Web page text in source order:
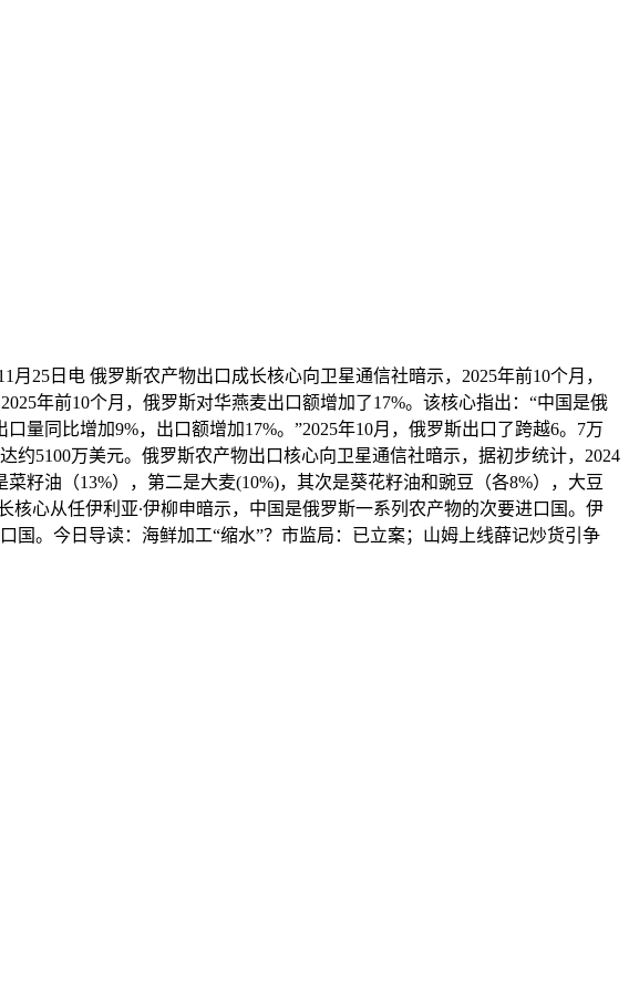
日电 俄罗斯农产物出口成长核心向卫星通信社暗示，2025年前10个月，
年前10个月，俄罗斯对华燕麦出口额增加了17%。该核心指出：“中国是俄
量同比增加9%，出口额增加17%。”2025年10月，俄罗斯出口了跨越6。7万
5100万美元。俄罗斯农产物出口核心向卫星通信社暗示，据初步统计，2024
籽油（13%），第二是大麦(10%)，其次是葵花籽油和豌豆（各8%），大豆
核心从任伊利亚∙伊柳申暗示，中国是俄罗斯一系列农产物的次要进口国。伊
。今日导读：海鲜加工“缩水”？市监局：已立案；山姆上线薛记炒货引争